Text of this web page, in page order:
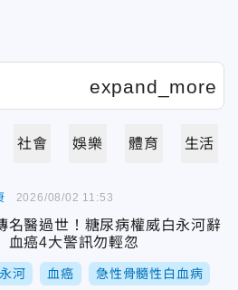
社會 娛樂 體育 生活
名醫過世！糖尿病權威白永河辭
癌4大警訊勿輕忽
河 血癌 急性骨髓性白血病
2026/08/02 11:53